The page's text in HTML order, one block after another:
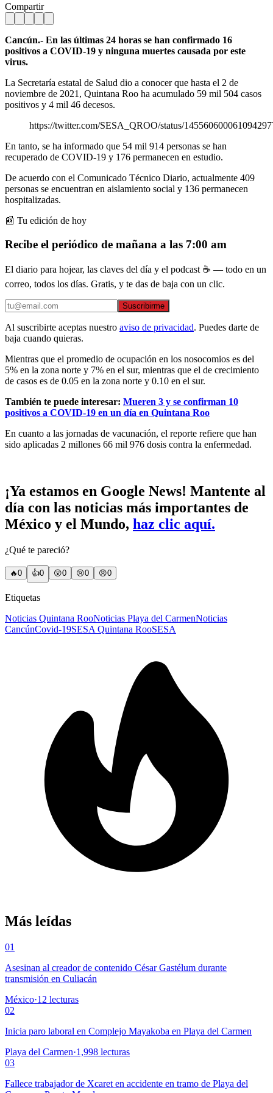
Compartir
Cancún.- En las últimas 24 horas se han confirmado 16
positivos a COVID-19 y ninguna muertes causada por este
virus.
La Secretaría estatal de Salud dio a conocer que hasta el 2 de
noviembre de 2021, Quintana Roo ha acumulado 59 mil 504 casos
positivos y 4 mil 46 decesos.
https://twitter.com/SESA_QROO/status/
En tanto, se ha informado que 54 mil 914 personas se han
recuperado de COVID-19 y 176 permanecen en estudio.
De acuerdo con el Comunicado Técnico Diario, actualmente 409
personas se encuentran en aislamiento social y 136 permanecen
hospitalizadas.
📰 Tu edición de hoy
Recibe el periódico de mañana a las 7:00 am
El diario para hojear, las claves del día y el podcast ☕ — todo en un
correo, todos los días. Gratis, y te das de baja con un clic.
Suscribirme
Al suscribirte aceptas nuestro aviso de privacidad. Puedes darte de
baja cuando quieras.
Mientras que el promedio de ocupación en los nosocomios es del
5% en la zona norte y 7% en el sur, mientras que el de crecimiento
de casos es de 0.05 en la zona norte y 0.10 en el sur.
También te puede interesar: Mueren 3 y se confirman 10
positivos a COVID-19 en un día en Quintana Roo
En cuanto a las jornadas de vacunación, el reporte refiere que han
sido aplicadas 2 millones 66 mil 976 dosis contra la enfermedad.
¡Ya estamos en Google News! Mantente al
día con las noticias más importantes de
México y el Mundo, haz clic aquí.
¿Qué te pareció?
🔥0 👍0 😲0 😢0 😠0
Etiquetas
Noticias Quintana RooNoticias Playa del CarmenNoticias
CancúnCovid-19SESA Quintana RooSESA
Más leídas
01
Asesinan al creador de contenido César Gastélum durante
transmisión en Culiacán
México·12 lecturas
02
Inicia paro laboral en Complejo Mayakoba en Playa del Carmen
Playa del Carmen·1,998 lecturas
03
Fallece trabajador de Xcaret en accidente en tramo de Playa del